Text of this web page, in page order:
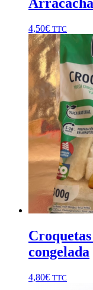
4,50€ TTC
congelada
4,80€ TTC